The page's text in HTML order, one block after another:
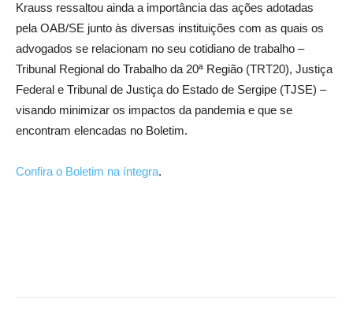
Krauss ressaltou ainda a importância das ações adotadas
pela OAB/SE junto às diversas instituições com as quais os
advogados se relacionam no seu cotidiano de trabalho –
Tribunal Regional do Trabalho da 20ª Região (TRT20), Justiça
Federal e Tribunal de Justiça do Estado de Sergipe (TJSE) –
visando minimizar os impactos da pandemia e que se
encontram elencadas no Boletim.
Confira o Boletim na íntegra.